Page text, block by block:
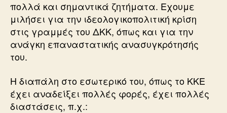
πολλά και σημαντικά ζητήματα. Εχουμε
μιλήσει για την ιδεολογικοπολιτική κρίση
στις γραμμές του ΔΚΚ, όπως και για την
ανάγκη επαναστατικής ανασυγκρότησής
του.
Η διαπάλη στο εσωτερικό του, όπως το ΚΚΕ
έχει αναδείξει πολλές φορές, έχει πολλές
διαστάσεις, π.χ.: